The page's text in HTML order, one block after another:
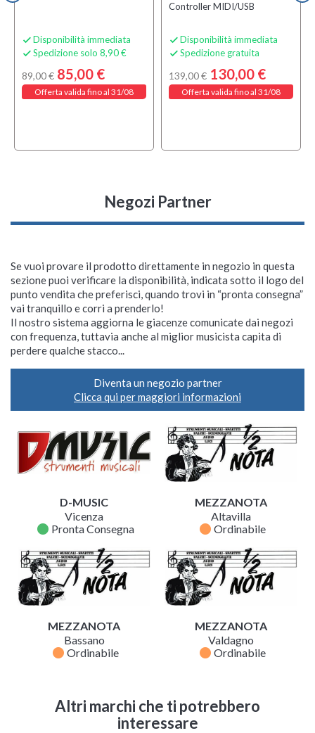
 Disponibilità immediata
 Spedizione solo 8,90 €
89,00 € 85,00 €
Offerta valida fino al 31/08
Controller MIDI/USB
 Disponibilità immediata
 Spedizione gratuita
139,00 € 130,00 €
Offerta valida fino al 31/08
Negozi Partner
Se vuoi provare il prodotto direttamente in negozio in questa
sezione puoi verificare la disponibilità, indicata sotto il logo del
punto vendita che preferisci, quando trovi in “pronta consegna”
vai tranquillo e corri a prenderlo!
Il nostro sistema aggiorna le giacenze comunicate dai negozi
con frequenza, tuttavia anche al miglior musicista capita di
perdere qualche stacco...
Diventa un negozio partner
Clicca qui per maggiori informazioni
D-MUSIC
Vicenza
fiber_manual_record Pronta Consegna
MEZZANOTA
Altavilla
fiber_manual_record Ordinabile
MEZZANOTA
Bassano
fiber_manual_record Ordinabile
MEZZANOTA
Valdagno
fiber_manual_record Ordinabile
Altri marchi che ti potrebbero
interessare